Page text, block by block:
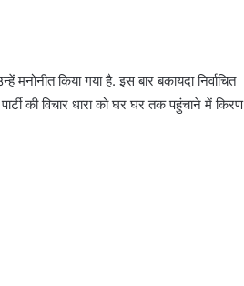
किया गया है. इस बार बकायदा निर्वाचित
की विचार धारा को घर घर तक पहुंचाने में किरण